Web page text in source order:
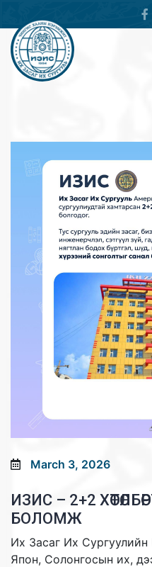
March 3, 2026
ИЗИС – 2+2
БОЛОМЖ
Их Засаг Их
Япон, Солонгосын их,